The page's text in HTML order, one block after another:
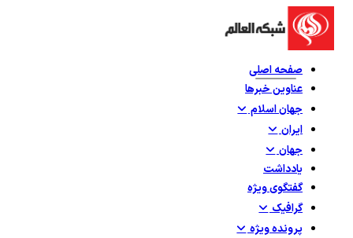
صفحه اصلی
عناوین خبرها
جهان اسلام
ایران
جهان
یادداشت
گفتگوی ویژه
گرافيک
پرونده ویژه